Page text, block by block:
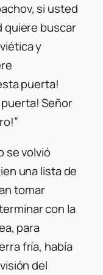
si usted
quiere buscar
y
puerta!
Señor
se volvió
una lista de
tomar
con la
para
fría, había
del